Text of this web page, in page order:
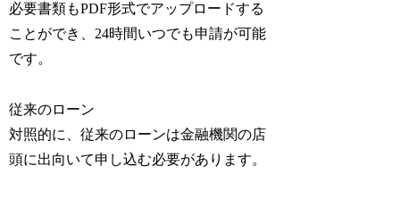
必要書類もPDF形式でアップロードする
ことができ、24時間いつでも申請が可能
です。
従来のローン
対照的に、従来のローンは金融機関の店
頭に出向いて申し込む必要があります。